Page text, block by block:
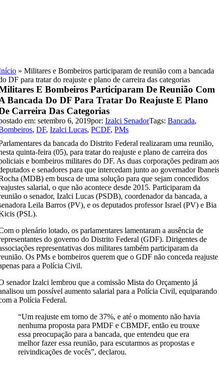
»Militares e Bombeiros participaram de reunião com a bancada
DF para tratar do reajuste e plano de carreira das categorias
E Bombeiros Participaram De Reunião Com
Bancada Do DF Para Tratar Do Reajuste E Plano
Carreira Das Categorias
em: setembro 6, 2019por:Izalci SenadorTags:Bancada,
,DF,Izalci Lucas,PCDF,PMs
da bancada do Distrito Federal realizaram uma reunião,
quinta-feira (05), para tratar do reajuste e plano de carreira dos
e bombeiros militares do DF. As duas corporações pediram
e senadores para que intercedam junto ao governador
(MDB) em busca de uma solução para que sejam concedidos
salarial, o que não acontece desde 2015. Participaram da
o senador, Izalci Lucas (PSDB), coordenador da bancada, a
Leila Barros (PV), e os deputados professor Israel (PV) e Bia
(PSL).
o plenário lotado, os parlamentares lamentaram a ausência de
do governo do Distrito Federal (GDF). Dirigentes de
representativas dos militares também participaram da
Os PMs e bombeiros querem que o GDF não conceda reajuste
para a Polícia Civil.
senador Izalci lembrou que a comissão Mista do Orçamento já
um possível aumento salarial para a Polícia Civil, equiparando
a Polícia Federal.
“Um reajuste em torno de 37%, e até o momento não havia
nenhuma proposta para PMDF e CBMDF, então eu trouxe
essa preocupação para a bancada, que entendeu que era
melhor fazer essa reunião, para escutarmos as propostas e
reivindicações de vocês”, declarou.